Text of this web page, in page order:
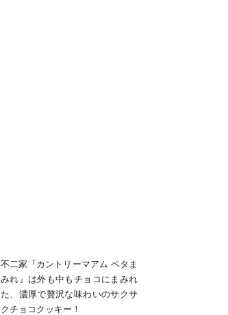
不二家『カントリーマアム ペタま
みれ』は外も中もチョコにまみれ
た、濃厚で贅沢な味わいのサクサ
クチョコクッキー！